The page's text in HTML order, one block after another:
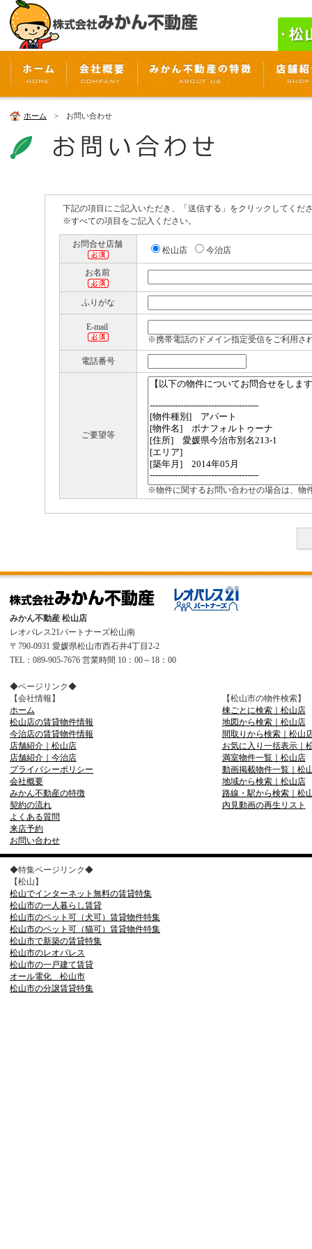
ホーム > お問い合わせ
下記の項目にご記入いただき、「送信する」をクリックしてくだ
※すべての項目をご記入ください。
お問合せ店舗
松山店 今治店
お名前
ふりがな
E-mail
※携帯電話のドメイン指定受信をご利用さ
電話番号
ご要望等
※物件に関するお問い合わせの場合は、物
みかん不動産 松山店
レオパレス21パートナーズ松山南
〒790-0931 愛媛県松山市西石井4丁目2-2
TEL：089-905-7676 営業時間 10：00～18：00
◆ページリンク◆
【会社情報】
ホーム
松山店の賃貸物件情報
今治店の賃貸物件情報
店舗紹介｜松山店
店舗紹介｜今治店
プライバシーポリシー
会社概要
みかん不動産の特徴
契約の流れ
よくある質問
来店予約
お問い合わせ
【松山市の物件検索】
棟ごとに検索｜松山店
地図から検索｜松山店
間取りから検索｜松山
お気に入り一括表示｜
満室物件一覧｜松山店
動画掲載物件一覧｜松
地域から検索｜松山店
路線・駅から検索｜松
内見動画の再生リスト
◆特集ページリンク◆
【松山】
松山でインターネット無料の賃貸特集
松山市の一人暮らし賃貸
松山市のペット可（犬可）賃貸物件特集
松山市のペット可（猫可）賃貸物件特集
松山市で新築の賃貸特集
松山市のレオパレス
松山市の一戸建て賃貸
オール電化 松山市
松山市の分譲賃貸特集